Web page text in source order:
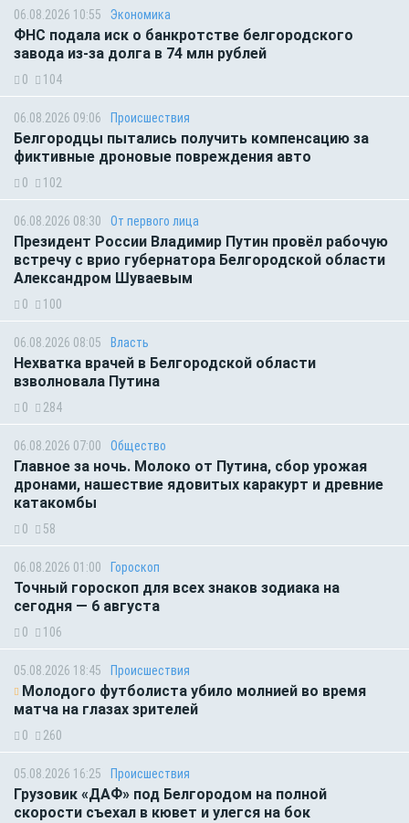
06.08.2026 10:55 Экономика
ФНС подала иск о банкротстве белгородского
завода из-за долга в 74 млн рублей
0 104
06.08.2026 09:06 Происшествия
Белгородцы пытались получить компенсацию за
фиктивные дроновые повреждения авто
0 102
06.08.2026 08:30 От первого лица
Президент России Владимир Путин провёл рабочую
встречу с врио губернатора Белгородской области
Александром Шуваевым
0 100
06.08.2026 08:05 Власть
Нехватка врачей в Белгородской области
взволновала Путина
0 284
06.08.2026 07:00 Общество
Главное за ночь. Молоко от Путина, сбор урожая
дронами, нашествие ядовитых каракурт и древние
катакомбы
0 58
06.08.2026 01:00 Гороскоп
Точный гороскоп для всех знаков зодиака на
сегодня — 6 августа
0 106
05.08.2026 18:45 Происшествия
Молодого футболиста убило молнией во время
матча на глазах зрителей
0 260
05.08.2026 16:25 Происшествия
Грузовик «ДАФ» под Белгородом на полной
скорости съехал в кювет и улегся на бок